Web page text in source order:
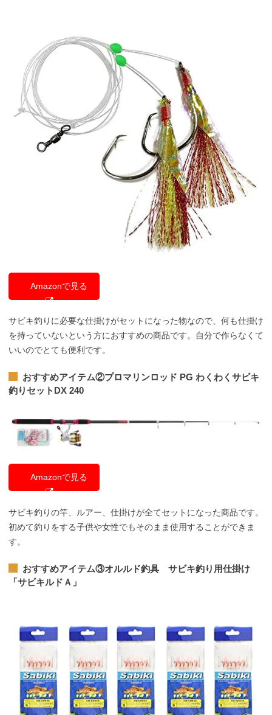
Amazonで見る
サビキ釣りに必要な仕掛けがセットになった物なので、何も仕掛け
を持っていないという方におすすめの商品です。自分で作らなくて
いいのでとても便利です。
おすすめアイテム②プロマリンロッド PG わくわくサビキ
釣りセットDX 240
Amazonで見る
サビキ釣りの竿、ルアー、仕掛けが全てセットになった商品です。
初めて釣りをする子供や女性でもそのまま使用することができま
す。
おすすめアイテム③オルルド釣具 サビキ釣り用仕掛け
「サビキルドＡ」